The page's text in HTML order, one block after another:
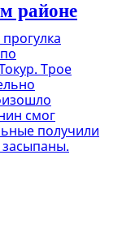
районе
Трое
смог
получили